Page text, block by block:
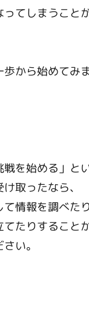
てしまうこと
から始めてみ
戦を始める」と
取ったなら、
情報を調べたり
たりすること
い。